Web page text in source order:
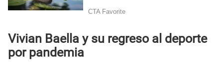
Vivian Baella y su regreso al deporte
por pandemia